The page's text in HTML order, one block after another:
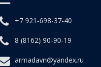
винтовой прокат)
+7 921-698-37-40
8 (8162) 90-90-19
armadavn@yandex.ru